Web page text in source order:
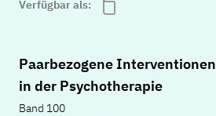
Verfügbar als:
Paarbezogene Interventionen
in der Psychotherapie
Band 100